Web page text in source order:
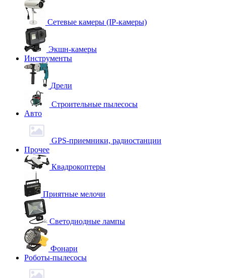
Сетевые камеры (IP-камеры)
Экшн-камеры
Инструменты
Дрели
Строительные пылесосы
Авто
GPS-приемники, радиостанции
Прочее
Квадрокоптеры
Приятные мелочи
Светодиодные лампы
Фонари
Роботы-пылесосы